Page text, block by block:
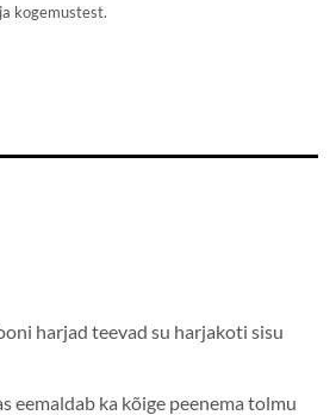
kogemustest.
harjad teevad su harjakoti sisu
eemaldab ka kõige peenema tolmu